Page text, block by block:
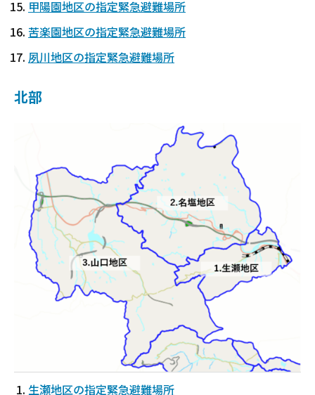
甲陽園地区の指定緊急避難場所
苦楽園地区の指定緊急避難場所
夙川地区の指定緊急避難場所
北部
生瀬地区の指定緊急避難場所